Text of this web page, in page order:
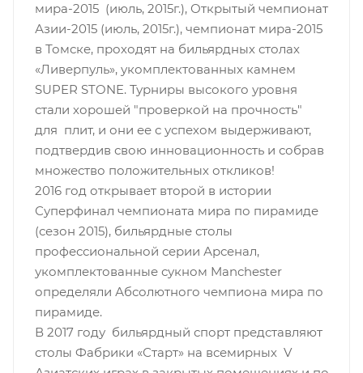
мира-2015 (июль, 2015г.), Открытый чемпионат
Азии-2015 (июль, 2015г.), чемпионат мира-2015
в Томске, проходят на бильярдных столах
«Ливерпуль», укомплектованных камнем
SUPER STONE. Турниры высокого уровня
стали хорошей "проверкой на прочность"
для плит, и они ее с успехом выдерживают,
подтвердив свою инновационность и собрав
множество положительных откликов!
2016 год открывает второй в истории
Суперфинал чемпионата мира по пирамиде
(сезон 2015), бильярдные столы
профессиональной серии Арсенал,
укомплектованные сукном Manchester
определяли Абсолютного чемпиона мира по
пирамиде.
В 2017 году бильярдный спорт представляют
столы Фабрики «Старт» на всемирных V